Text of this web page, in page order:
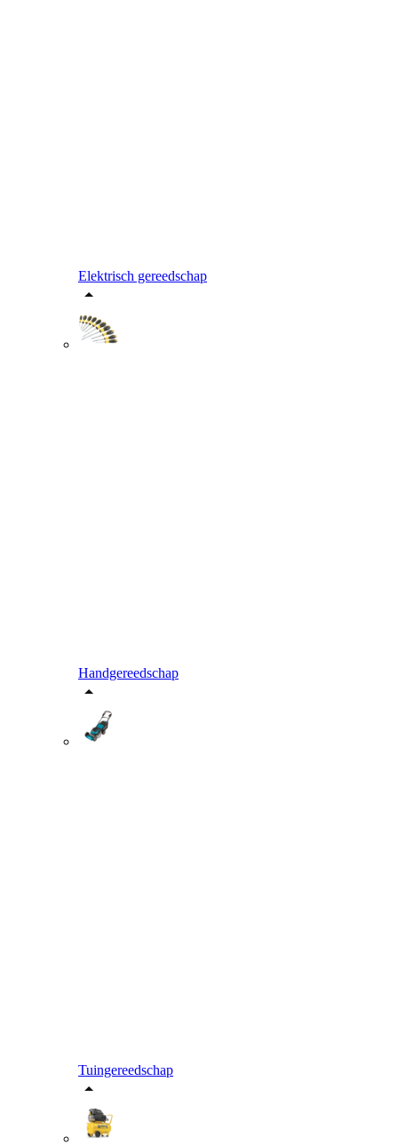
Elektrisch gereedschap
Handgereedschap
Tuingereedschap